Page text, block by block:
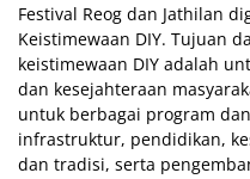
Festival Reog dan Jathilan
Keistimewaan DIY. Tujuan
keistimewaan DIY adalah
dan kesejahteraan
untuk berbagai program
infrastruktur, pendidikan,
dan tradisi, serta